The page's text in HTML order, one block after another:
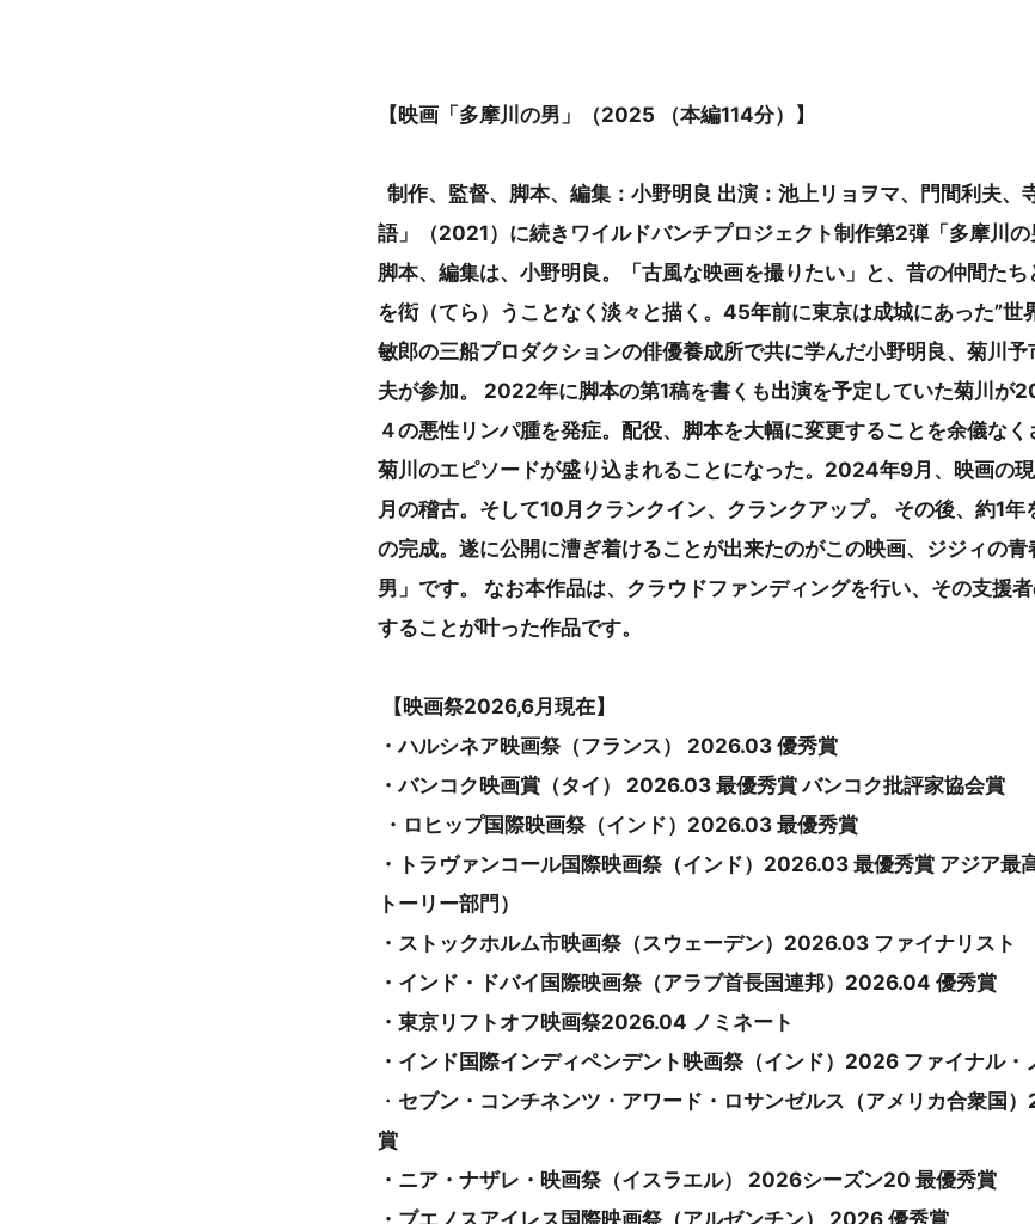
【映画「多摩川の男」（2025 （本編114分）】
制作、監督、脚本、編集：小野明良 出演：池上リョヲマ、門間利夫、
語」（2021）に続きワイルドバンチプロジェクト制作第2弾「多摩川の
脚本、編集は、小野明良。「古風な映画を撮りたい」と、昔の仲間た
を衒（てら）うことなく淡々と描く。45年前に東京は成城にあった”世
敏郎の三船プロダクションの俳優養成所で共に学んだ小野明良、菊川予
夫が参加。 2022年に脚本の第1稿を書くも出演を予定していた菊川が
４の悪性リンパ腫を発症。配役、脚本を大幅に変更することを余儀なく
菊川のエピソードが盛り込まれることになった。2024年9月、映画の
月の稽古。そして10月クランクイン、クランクアップ。 その後、約1年
の完成。遂に公開に漕ぎ着けることが出来たのがこの映画、ジジィの
男」です。 なお本作品は、クラウドファンディングを行い、その支援
することが叶った作品です。
【映画祭2026,6月現在】
・ハルシネア映画祭（フランス） 2026.03 優秀賞
・バンコク映画賞（タイ） 2026.03 最優秀賞 バンコク批評家協会賞
・ロヒップ国際映画祭（インド）2026.03 最優秀賞
・トラヴァンコール国際映画祭（インド）2026.03 最優秀賞 アジア最
トーリー部門）
・ストックホルム市映画祭（スウェーデン）2026.03 ファイナリスト
・インド・ドバイ国際映画祭（アラブ首長国連邦）2026.04 優秀賞
・東京リフトオフ映画祭2026.04 ノミネート
・インド国際インディペンデント映画祭（インド）2026 ファイナル・
・ セブン・コンチネンツ・アワード・ロサンゼルス（アメリカ合衆国
賞
・ニア・ナザレ・映画祭（イスラエル） 2026シーズン20 最優秀賞
・ブエノスアイレス国際映画祭（アルゼンチン） 2026 優秀賞